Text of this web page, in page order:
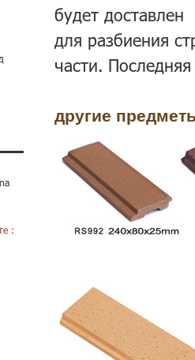
:
будет доставлен
для разбиения
части.
другие